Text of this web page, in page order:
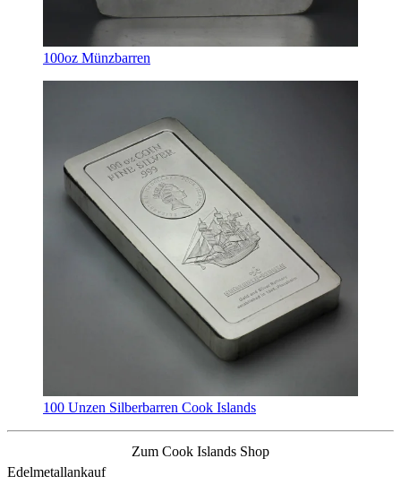
100oz Münzbarren
100 Unzen Silberbarren Cook Islands
Zum Cook Islands Shop
Edelmetallankauf